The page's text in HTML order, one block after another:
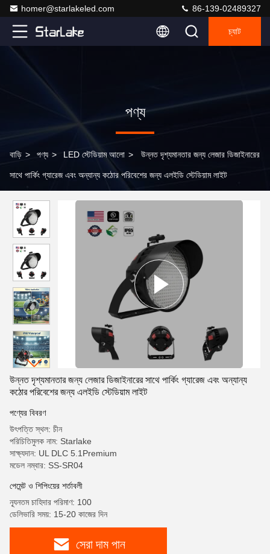
homer@starlakeled.com 86-139-02489327
চ্যাট
পণ্য
বাড়ি > পণ্য > LED স্টেডিয়াম আলো > উন্নত দৃশ্যমানতার জন্য লেজার ডিজাইনারের
সাথে পার্কিং গ্যারেজ এবং অন্যান্য কঠোর পরিবেশের জন্য এলইডি স্টেডিয়াম লাইট
উন্নত দৃশ্যমানতার জন্য লেজার ডিজাইনারের সাথে পার্কিং গ্যারেজ এবং অন্যান্য
কঠোর পরিবেশের জন্য এলইডি স্টেডিয়াম লাইট
পণ্যের বিবরণ
উৎপত্তি স্থল: চীন
পরিচিতিমুলক নাম: Starlake
সাক্ষ্যদান: UL DLC 5.1Premium
মডেল নম্বার: SS-SR04
পেমেন্ট ও শিপিংয়ের শর্তাবলী
ন্যূনতম চাহিদার পরিমাণ: 100
ডেলিভারি সময়: 15-20 কাজের দিন
সেরা দাম পান